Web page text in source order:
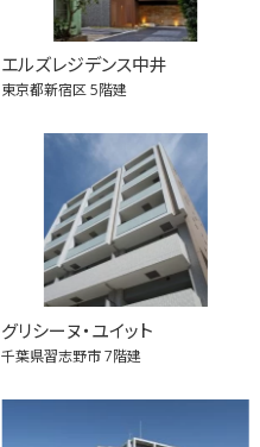
エルズレジデンス中井
東京都新宿区5階建
グリシーヌ・ユイット
千葉県習志野市7階建